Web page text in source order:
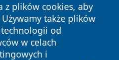
z plików cookies, aby
Używamy także plików
od
w celach
i